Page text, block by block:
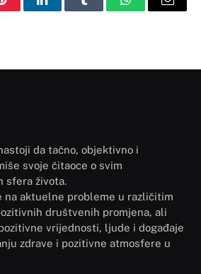
PinterestLinkedInTumblr WhatsAppEmail
da tačno, objektivno i
svoje čitaoce o svim
sfera života.
na aktuelne probleme u različitim
društvenih promjena, ali
vrijednosti, ljude i događaje
zdrave i pozitivne atmosfere u